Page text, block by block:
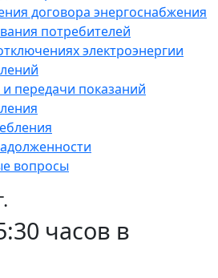
договора энергоснабжения
потребителей
электроэнергии
передачи показаний
вопросы
часов в